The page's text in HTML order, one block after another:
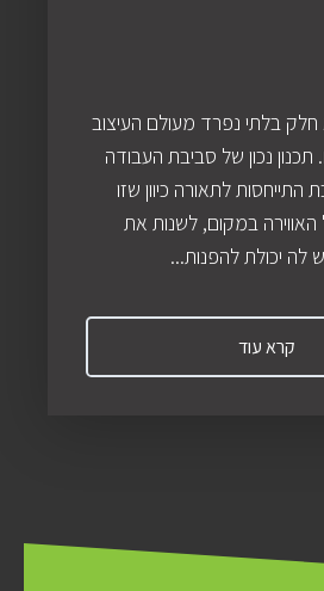
בלתי נפרד מעולם העיצוב
תכנון נכון של סביבת העבודה
התייחסות לתאורה כיוון שזו
האווירה במקום, לשנות את
לה יכולת להפנות...
קרא עוד